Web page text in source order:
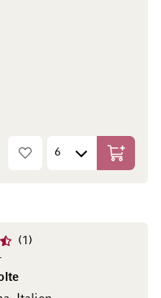
In den
1